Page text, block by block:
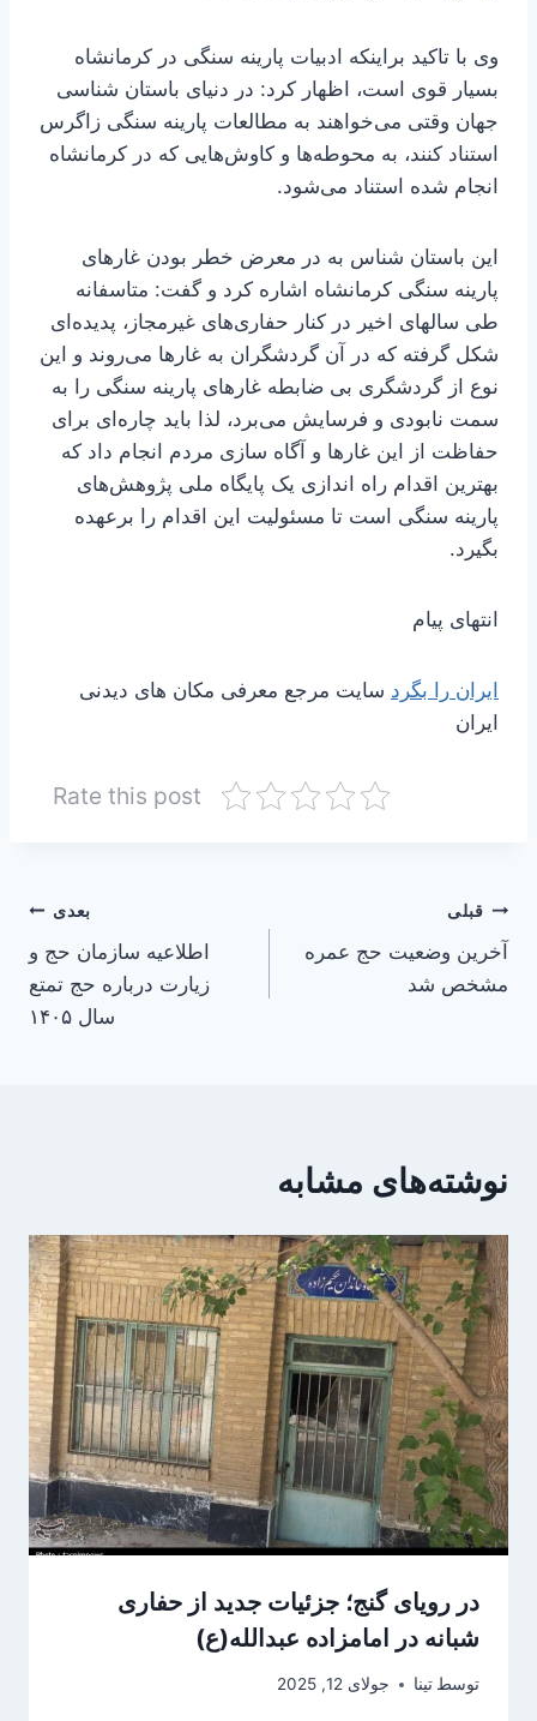
وی با تاکید براینکه ادبیات پارینه سنگی در کرمانشاه
بسیار قوی است، اظهار کرد: در دنیای باستان شناسی
جهان وقتی می‌خواهند به مطالعات پارینه سنگی زاگرس
استناد کنند، به محوطه‌ها و کاوش‌هایی که در کرمانشاه
انجام شده استناد می‌شود.
این باستان شناس به در معرض خطر بودن غارهای
پارینه سنگی کرمانشاه اشاره کرد و گفت: متاسفانه
طی سالهای اخیر در کنار حفاری‌های غیرمجاز، پدیده‌ای
شکل گرفته که در آن گردشگران به غارها می‌روند و این
نوع از گردشگری بی ضابطه غارهای پارینه سنگی را به
سمت نابودی و فرسایش می‌برد، لذا باید چاره‌ای برای
حفاظت از این غارها و آگاه سازی مردم انجام داد که
بهترین اقدام راه اندازی یک پایگاه ملی پژوهش‌های
پارینه سنگی است تا مسئولیت این اقدام را برعهده
بگیرد.
انتهای پیام
ایران را بگرد سایت مرجع معرفی مکان های دیدنی
ایران
Rate this post
راهبری
نوشته
قبلی
آخرین وضعیت حج عمره
مشخص شد
بعدی
اطلاعیه سازمان حج و
زیارت درباره حج تمتع
سال ۱۴۰۵
نوشته‌های مشابه
در رویای گنج؛ جزئیات جدید از حفاری
شبانه در امامزاده عبدالله(ع)‌
توسط تینا جولای 12, 2025